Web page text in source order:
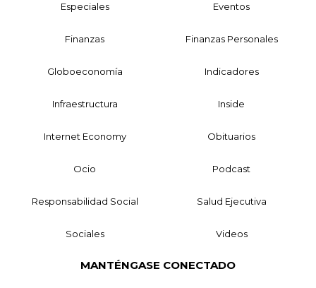
Especiales Eventos
Finanzas Finanzas Personales
Globoeconomía Indicadores
Infraestructura Inside
Internet Economy Obituarios
Ocio Podcast
Responsabilidad Social Salud Ejecutiva
Sociales Videos
MANTÉNGASE CONECTADO